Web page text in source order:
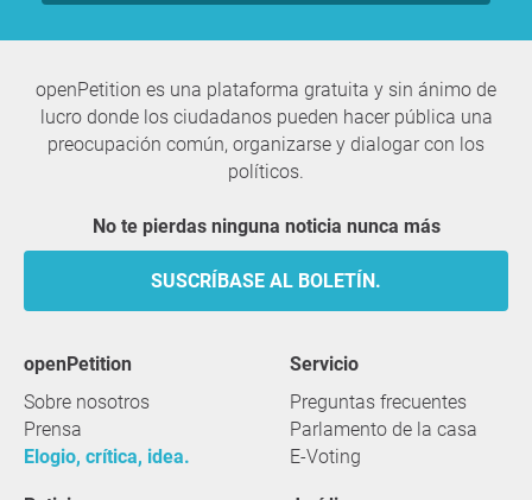
openPetition es una plataforma gratuita y sin ánimo de
lucro donde los ciudadanos pueden hacer pública una
preocupación común, organizarse y dialogar con los
políticos.
No te pierdas ninguna noticia nunca más
SUSCRÍBASE AL BOLETÍN.
openPetition
Sobre nosotros
Prensa
Elogio, crítica, idea.
servicio
Preguntas frecuentes
Parlamento de la casa
E-Voting